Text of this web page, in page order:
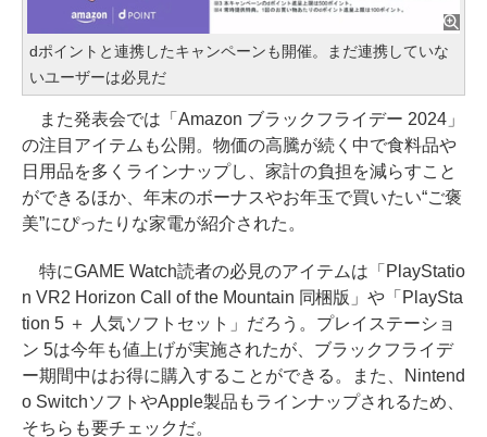
dポイントと連携したキャンペーンも開催。まだ連携していな
いユーザーは必見だ
また発表会では「Amazon ブラックフライデー 2024」
の注目アイテムも公開。物価の高騰が続く中で食料品や
日用品を多くラインナップし、家計の負担を減らすこと
ができるほか、年末のボーナスやお年玉で買いたい“ご褒
美”にぴったりな家電が紹介された。
特にGAME Watch読者の必見のアイテムは「PlayStatio
n VR2 Horizon Call of the Mountain 同梱版」や「PlaySta
tion 5 ＋ 人気ソフトセット」だろう。プレイステーショ
ン 5は今年も値上げが実施されたが、ブラックフライデ
ー期間中はお得に購入することができる。また、Nintend
o SwitchソフトやApple製品もラインナップされるため、
そちらも要チェックだ。